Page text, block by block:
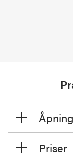
Under det
ble
tyske styrker,
effekten var
symbolverdi
utholdenhet.Priser